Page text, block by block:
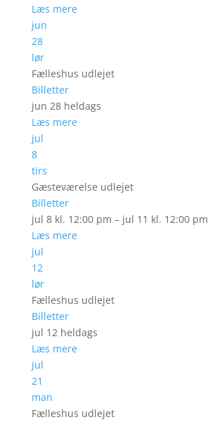
Læs mere
jun
28
lør
Fælleshus udlejet
Billetter
jun 28 heldags
Læs mere
jul
8
tirs
Gæsteværelse udlejet
Billetter
jul 8 kl. 12:00 pm – jul 11 kl. 12:00 pm
Læs mere
jul
12
lør
Fælleshus udlejet
Billetter
jul 12 heldags
Læs mere
jul
21
man
Fælleshus udlejet